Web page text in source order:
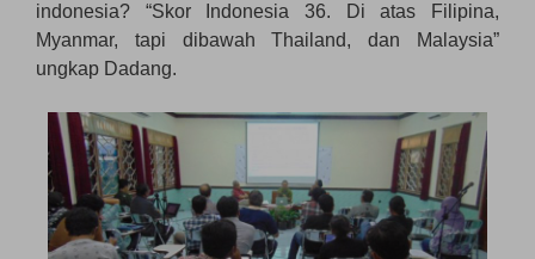
indonesia? “Skor Indonesia 36. Di atas Filipina,
Myanmar, tapi dibawah Thailand, dan Malaysia”
ungkap Dadang.